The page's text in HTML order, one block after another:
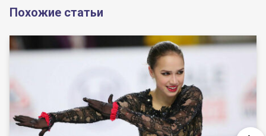
Похожие статьи